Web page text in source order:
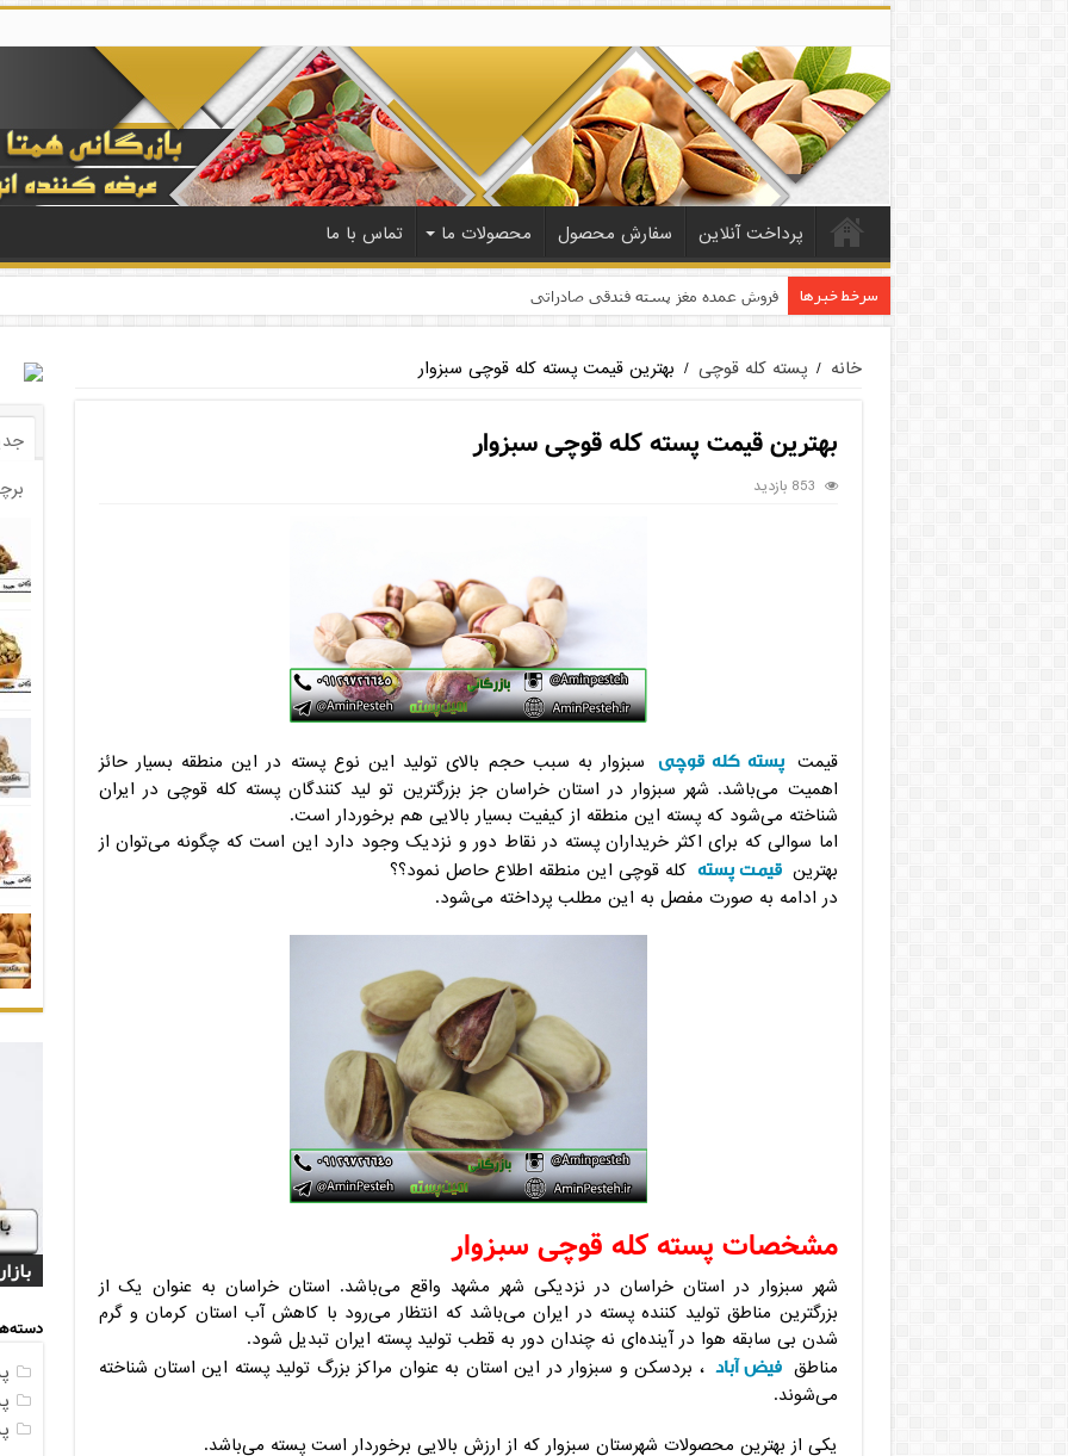
پرداخت آنلاین سفارش محصول محصولات ما تماس با ما
سرخط خبرها فروش عمده مغز پسته فندقی صادراتی
خانه / پسته کله قوچی / بهترین قیمت پسته کله قوچی سبزوار
بهترین قیمت پسته کله قوچی سبزوار
853 بازدید
قیمت پسته کله قوچی سبزوار به سبب حجم بالای تولید این نوع پسته در این منطقه بسیار حائز
اهمیت می‌باشد. شهر سبزوار در استان خراسان جز بزرگترین تو لید کنندگان پسته کله قوچی در ایران
شناخته می‌شود که پسته این منطقه از کیفیت بسیار بالایی هم برخوردار است.
اما سوالی که برای اکثر خریداران پسته در نقاط دور و نزدیک وجود دارد این است که چگونه می‌توان از
بهترین قیمت پسته کله قوچی این منطقه اطلاع حاصل نمود؟؟
در ادامه به صورت مفصل به این مطلب پرداخته می‌شود.
مشخصات پسته کله قوچی سبزوار
شهر سبزوار در استان خراسان در نزدیکی شهر مشهد واقع می‌باشد. استان خراسان به عنوان یک از
بزرگترین مناطق تولید کننده پسته در ایران می‌باشد که انتظار می‌رود با کاهش آب استان کرمان و گرم
شدن بی سابقه هوا در آینده‌ای نه چندان دور به قطب تولید پسته ایران تبدیل شود.
مناطق فیض آباد ، بردسکن و سبزوار در این استان به عنوان مراکز بزرگ تولید پسته این استان شناخته
می‌شوند.
یکی از بهترین محصولات شهرستان سبزوار که از ارزش بالایی برخوردار است پسته می‌باشد.